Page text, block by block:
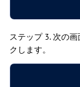
ステップ 3. 次の
クします。